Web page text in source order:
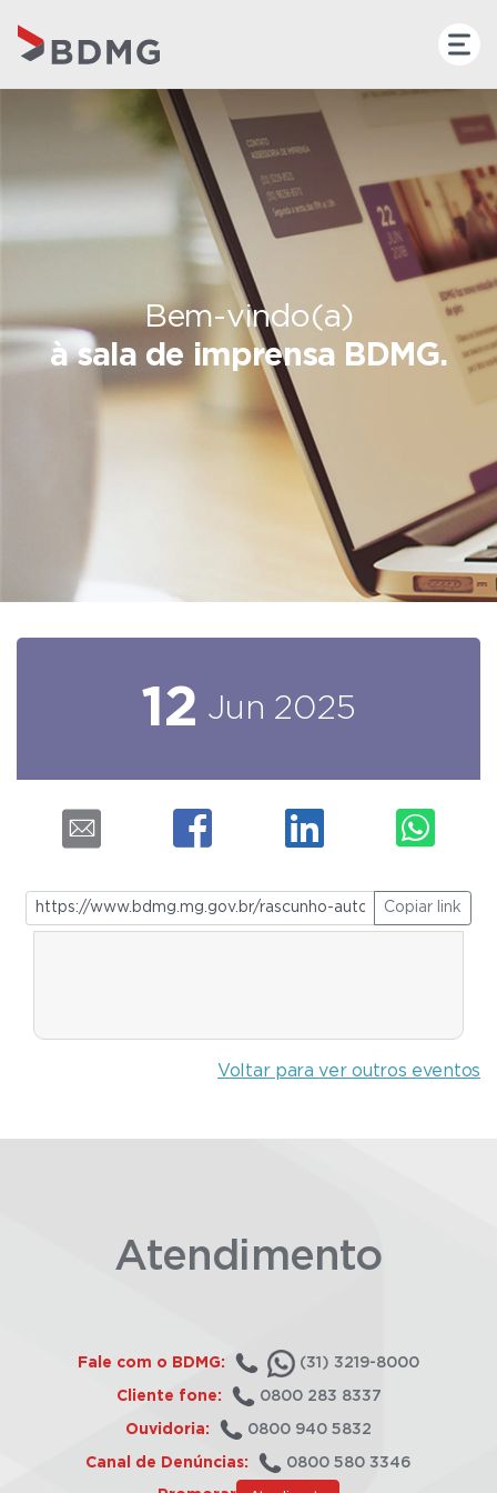
Bem-vindo(a)
à sala de imprensa BDMG.
12 Jun 2025
Copiar link
Voltar para ver outros eventos
Atendimento
Fale com o BDMG: (31) 3219-8000
Cliente fone: 0800 283 8337
Ouvidoria: 0800 940 5832
Canal de Denúncias: 0800 580 3346